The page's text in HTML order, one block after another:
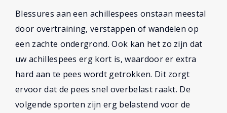
Blessures aan een achillespees onstaan meestal
door overtraining, verstappen of wandelen op
een zachte ondergrond. Ook kan het zo zijn dat
uw achillespees erg kort is, waardoor er extra
hard aan te pees wordt getrokken. Dit zorgt
ervoor dat de pees snel overbelast raakt. De
volgende sporten zijn erg belastend voor de